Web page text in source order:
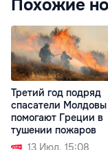
Похожие
Третий год подряд
спасатели Молдовы
помогают Греции в
тушении пожаров
13 Июл. 15:08